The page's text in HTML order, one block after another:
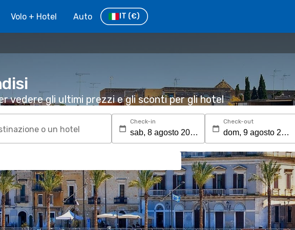
Volo + Hotel Auto IT (€)
vedere gli ultimi prezzi e gli sconti per gli hotel
o un hotel
Check-in Check-out